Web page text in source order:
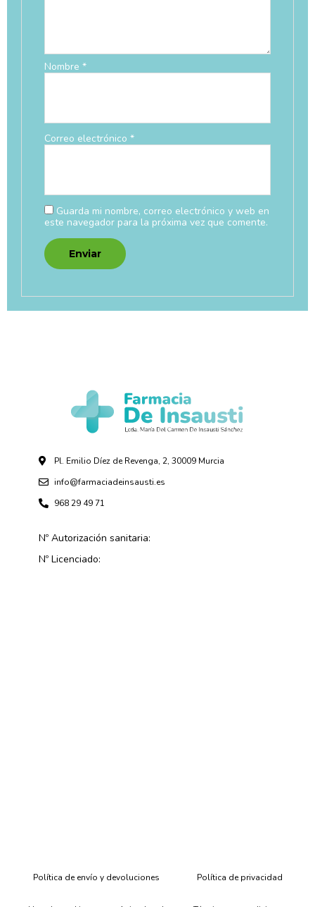
Nombre *
Correo electrónico *
Guarda mi nombre, correo electrónico y web en
este navegador para la próxima vez que comente.
Pl. Emilio Díez de Revenga, 2, 30009 Murcia
info@farmaciadeinsausti.es
968 29 49 71
Nº Autorización sanitaria:
Nº Licenciado:
Política de envío y devoluciones Política de privacidad